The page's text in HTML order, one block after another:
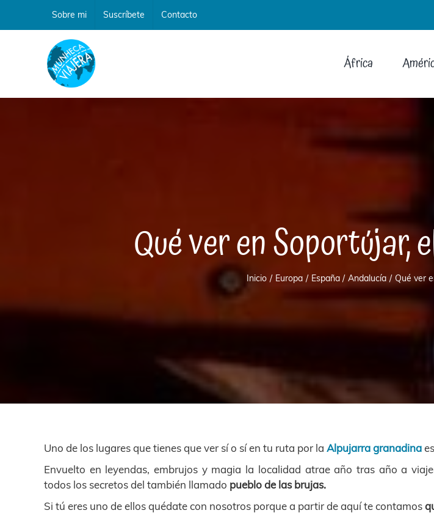
Sobre mi Suscríbete Contacto
África
Qué ver en Soportújar,
Inicio Europa España Andalucía Qué ver
Uno de los lugares que tienes que ver sí o sí en tu ruta por la Alpujarra granadina
Envuelto en leyendas, embrujos y magia la localidad atrae año tras año a
todos los secretos del también llamado pueblo de las brujas.
Si tú eres uno de ellos quédate con nosotros porque a partir de aquí te contamos